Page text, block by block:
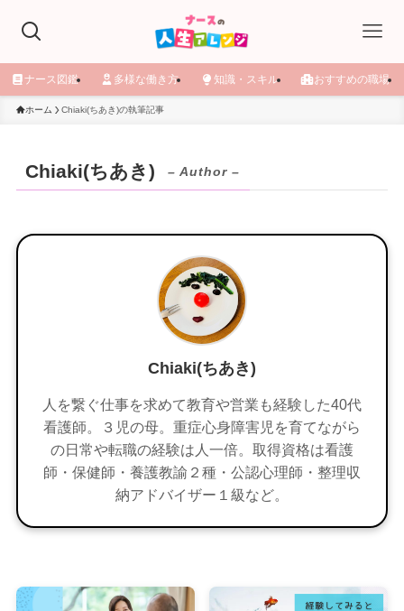
ナース図鑑 多様な働き方 知識・スキル おすすめの職場
ホーム Chiaki(ちあき)の執筆記事
Chiaki(ちあき) – Author –
Chiaki(ちあき)
人を繋ぐ仕事を求めて教育や営業も経験した40代
看護師。３児の母。重症心身障害児を育てながら
の日常や転職の経験は人一倍。取得資格は看護
師・保健師・養護教諭２種・公認心理師・整理収
納アドバイザー１級など。